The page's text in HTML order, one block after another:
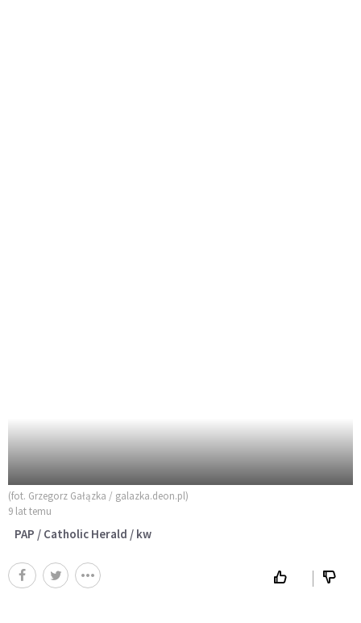
(fot. Grzegorz Gałązka / galazka.deon.pl)
9 lat temu
PAP / Catholic Herald / kw